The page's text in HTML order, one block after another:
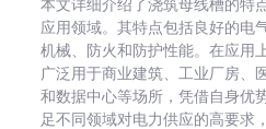
本文详细介绍了浇筑母线槽的特
应用领域。其特点包括良好的电气
机械、防火和防护性能。在应用
广泛用于商业建筑、工业厂房、
和数据中心等场所，凭借自身优
足不同领域对电力供应的高要求